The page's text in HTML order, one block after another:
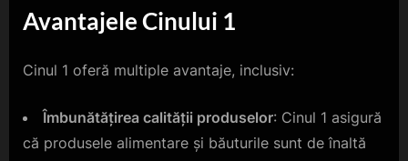
Avantajele Cinului 1
Cinul 1 oferă multiple avantaje, inclusiv:
Îmbunătățirea calității produselor: Cinul 1 asigură
că produsele alimentare și băuturile sunt de înaltă